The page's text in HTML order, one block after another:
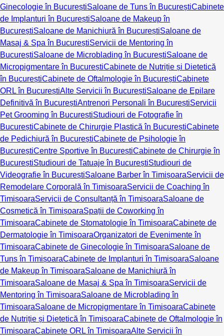
Ginecologie în BucureștiSaloane de Tuns în BucureștiCabinete
de Implanturi în BucureștiSaloane de Makeup în
BucureștiSaloane de Manichiură în BucureștiSaloane de
Masaj & Spa în BucureștiServicii de Mentoring în
BucureștiSaloane de Microblading în BucureștiSaloane de
Micropigmentare în BucureștiCabinete de Nutriție și Dietetică
în BucureștiCabinete de Oftalmologie în BucureștiCabinete
ORL în BucureștiAlte Servicii în BucureștiSaloane de Epilare
Definitivă în BucureștiAntrenori Personali în BucureștiServicii
Pet Grooming în BucureștiStudiouri de Fotografie în
BucureștiCabinete de Chirurgie Plastică în BucureștiCabinete
de Pedichiură în BucureștiCabinete de Psihologie în
BucureștiCentre Sportive în BucureștiCabinete de Chirurgie în
BucureștiStudiouri de Tatuaje în BucureștiStudiouri de
Videografie în BucureștiSaloane Barber în TimișoaraServicii de
Remodelare Corporală în TimișoaraServicii de Coaching în
TimișoaraServicii de Consultanță în TimișoaraSaloane de
Cosmetică în TimișoaraSpații de Coworking în
TimișoaraCabinete de Stomatologie în TimișoaraCabinete de
Dermatologie în TimișoaraOrganizatori de Evenimente în
TimișoaraCabinete de Ginecologie în TimișoaraSaloane de
Tuns în TimișoaraCabinete de Implanturi în TimișoaraSaloane
de Makeup în TimișoaraSaloane de Manichiură în
TimișoaraSaloane de Masaj & Spa în TimișoaraServicii de
Mentoring în TimișoaraSaloane de Microblading în
TimișoaraSaloane de Micropigmentare în TimișoaraCabinete
de Nutriție și Dietetică în TimișoaraCabinete de Oftalmologie în
TimișoaraCabinete ORL în TimișoaraAlte Servicii în